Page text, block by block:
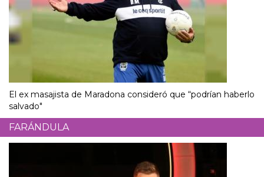
El ex masajista de Maradona consideró que “podrían haberlo
salvado"
FARÁNDULA